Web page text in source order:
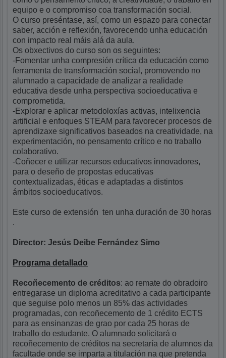
equipo e o compromiso coa transformación social.
O curso preséntase, así, como un espazo para conectar
saber, acción e reflexión, favorecendo unha educación
con impacto real máis alá da aula.
Os obxectivos do curso son os seguintes:
-Fomentar unha compresión crítica da educación como
ferramenta de transformación social, promovendo no
alumnado a capacidade de analizar a realidade
educativa desde unha perspectiva socioeducativa e
comprometida.
-Explorar e aplicar metodoloxías activas, intelixencia
artificial e enfoques STEAM para favorecer procesos de
aprendizaxe significativos baseados na creatividade, na
experimentación, no pensamento crítico e no traballo
colaborativo.
-Coñecer e utilizar recursos educativos innovadores,
para o deseño de propostas educativas
contextualizadas, éticas e adaptadas a distintos
ámbitos socioeducativos.
Este curso de extensión ten unha duración de 30 horas
.
Director: Jesús Deibe Fernández Simo
Programa detallado
Recoñecemento de créditos: ao remate do obradoiro
entregarase un diploma acreditativo a cada participante
que seguise polo menos un 85% das actividades
programadas, con recoñecemento de 1 crédito ECTS
para as ensinanzas de grao por cada 25 horas de
traballo do estudante. O alumnado solicitará o
recoñecemento de créditos na secretaría de alumnos da
facultade onde se imparta a titulación na que pretenda